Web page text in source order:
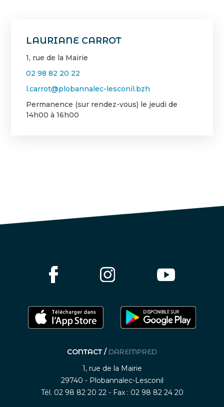
LAURIANE CARROT
1, rue de la Mairie
02 98 82 20 22
l.carrot@plobannalec-lesconil.bzh
Permanence (sur rendez-vous) le jeudi de
14h00 à 16h00
CONTACT / DAREMPRED
1, rue de la Mairie
29740 - Plobannalec-Lesconil
Tél. 02 98 82 20 22 - Fax : 02 98 82 24 20